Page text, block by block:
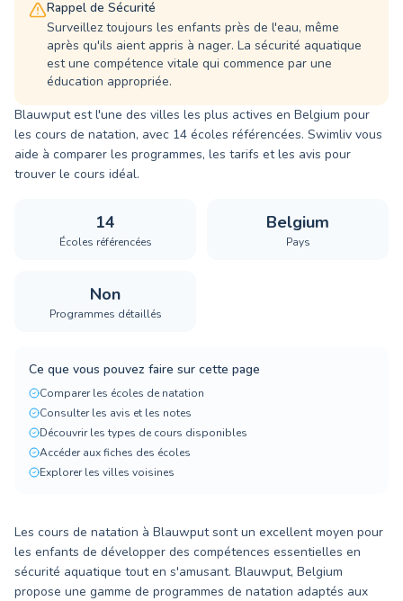
Rappel de Sécurité
Surveillez toujours les enfants près de l'eau, même
après qu'ils aient appris à nager. La sécurité aquatique
est une compétence vitale qui commence par une
éducation appropriée.
Blauwput est l'une des villes les plus actives en Belgium pour
les cours de natation, avec 14 écoles référencées. Swimliv vous
aide à comparer les programmes, les tarifs et les avis pour
trouver le cours idéal.
14
Écoles référencées
Belgium
Pays
Non
Programmes détaillés
Ce que vous pouvez faire sur cette page
Comparer les écoles de natation
Consulter les avis et les notes
Découvrir les types de cours disponibles
Accéder aux fiches des écoles
Explorer les villes voisines
Les cours de natation à Blauwput sont un excellent moyen pour
les enfants de développer des compétences essentielles en
sécurité aquatique tout en s'amusant. Blauwput, Belgium
propose une gamme de programmes de natation adaptés aux